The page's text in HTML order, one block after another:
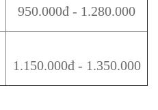
950.000đ - 1.280.000
1.150.000đ - 1.350.000